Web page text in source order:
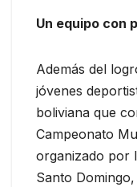
Un equipo con
Además del
jóvenes
boliviana que
Campeonato
organizado por
Santo